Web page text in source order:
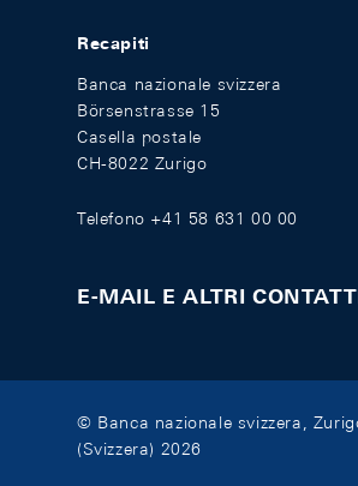
Recapiti
Banca nazionale svizzera
Börsenstrasse 15
Casella postale
CH-8022 Zurigo
Telefono +41 58 631 00 00
E-MAIL E ALTRI
© Banca nazionale svizzera,
(Svizzera) 2026